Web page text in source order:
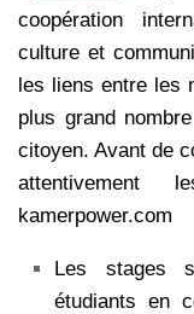
coopération
culture et
les liens entre les
plus grand
citoyen. Avant de
attentivement
kamerpower.com
Les stages
étudiants en